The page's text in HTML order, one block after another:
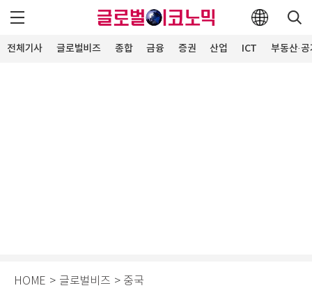
전체기사 글로벌비즈 종합 금융 증권 산업 ICT 부동산·
HOME > 글로벌비즈 > 중국